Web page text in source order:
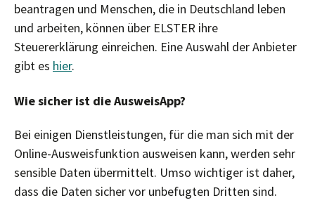
beantragen und Menschen, die in Deutschland leben
und arbeiten, können über ELSTER ihre
Steuererklärung einreichen. Eine Auswahl der Anbieter
gibt es hier.
Wie sicher ist die AusweisApp?
Bei einigen Dienstleistungen, für die man sich mit der
Online-Ausweisfunktion ausweisen kann, werden sehr
sensible Daten übermittelt. Umso wichtiger ist daher,
dass die Daten sicher vor unbefugten Dritten sind.